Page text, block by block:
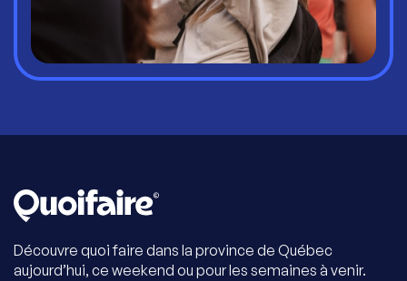
Découvre quoi faire dans la province de Québec
aujourd’hui, ce weekend ou pour les semaines à venir.